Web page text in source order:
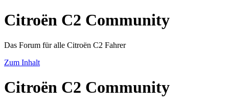
Citroën C2 Community
Das Forum für alle Citroën C2 Fahrer
Zum Inhalt
Citroën C2 Community